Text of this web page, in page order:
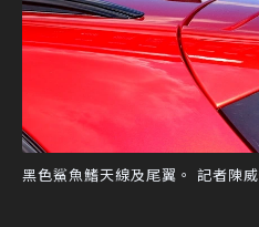
黑色鯊魚鰭天線及尾翼。 記者陳